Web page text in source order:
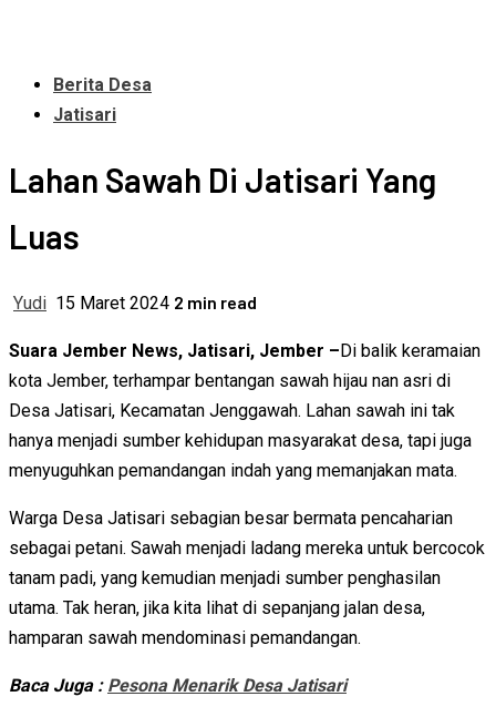
Berita Desa
Jatisari
Lahan Sawah Di Jatisari Yang
Luas
Yudi 15 Maret 2024 2 min read
Suara Jember News, Jatisari, Jember – Di balik keramaian
kota Jember, terhampar bentangan sawah hijau nan asri di
Desa Jatisari, Kecamatan Jenggawah. Lahan sawah ini tak
hanya menjadi sumber kehidupan masyarakat desa, tapi juga
menyuguhkan pemandangan indah yang memanjakan mata.
Warga Desa Jatisari sebagian besar bermata pencaharian
sebagai petani. Sawah menjadi ladang mereka untuk bercocok
tanam padi, yang kemudian menjadi sumber penghasilan
utama. Tak heran, jika kita lihat di sepanjang jalan desa,
hamparan sawah mendominasi pemandangan.
Baca Juga : Pesona Menarik Desa Jatisari